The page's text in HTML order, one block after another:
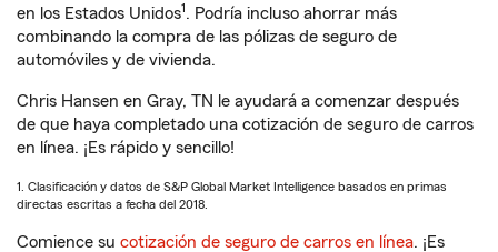
en los Estados Unidos1. Podría incluso ahorrar más
combinando la compra de las pólizas de seguro de
automóviles y de vivienda.
Chris Hansen en Gray, TN le ayudará a comenzar después
de que haya completado una cotización de seguro de carros
en línea. ¡Es rápido y sencillo!
1. Clasificación y datos de S&P Global Market Intelligence basados en primas
directas escritas a fecha del 2018.
Comience su cotización de seguro de carros en línea. ¡Es